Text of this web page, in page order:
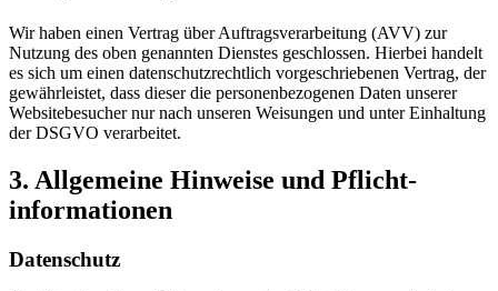
Wir haben einen Vertrag über Auftragsverarbeitung (AVV) zur
Nutzung des oben genannten Dienstes geschlossen. Hierbei handelt
es sich um einen datenschutzrechtlich vorgeschriebenen Vertrag, der
gewährleistet, dass dieser die personenbezogenen Daten unserer
Websitebesucher nur nach unseren Weisungen und unter Einhaltung
der DSGVO verarbeitet.
3. Allgemeine Hinweise und Pflicht­
informationen
Datenschutz